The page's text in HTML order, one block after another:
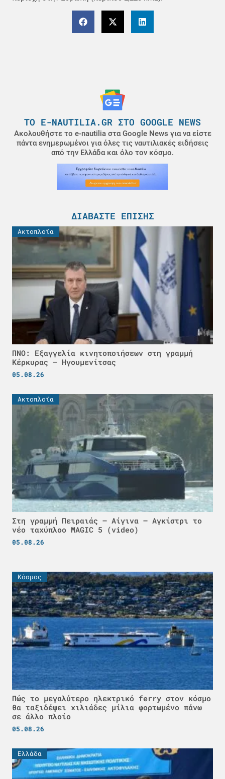
ΤΟ E-NAUTILIA.GR ΣΤΟ GOOGLE NEWS
Ακολουθήστε το e-nautilia στα Google News για να είστε
πάντα ενημερωμένοι για όλες τις ναυτιλιακές ειδήσεις
από την Ελλάδα και όλο τον κόσμο.
ΔΙΑΒΆΣΤΕ ΕΠΊΣΗΣ
Ακτοπλοϊα
ΠΝΟ: Εξαγγελία κινητοποιήσεων στη γραμμή
Κέρκυρας – Ηγουμενίτσας
05.08.26
Ακτοπλοϊα
Στη γραμμή Πειραιάς – Αίγινα – Αγκίστρι το
νέο ταχύπλοο MAGIC 5 (video)
05.08.26
Κόσμος
Πώς το μεγαλύτερο ηλεκτρικό ferry στον κόσμο
θα ταξιδέψει χιλιάδες μίλια φορτωμένο πάνω
σε άλλο πλοίο
05.08.26
Ελλάδα